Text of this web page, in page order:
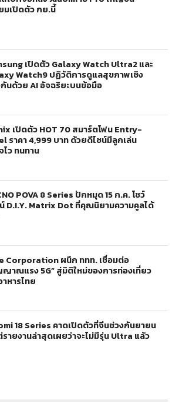
มเปิดตัว กย.นี้
เปิดตัว Galaxy Watch Ultra2 และ
Watch9 ปฏิวัติการดูแลสุขภาพเชิง
นด้วย AI อัจฉริยะบนข้อมือ
เปิดตัว HOT 70 สมาร์ตโฟน Entry-
ราคา 4,999 บาท ด้วยดีไซน์มีลูกเล่น
ไว ทนทาน
POVA 8 Series ปักหมุด 15 ก.ค. โชว์
D.I.Y. Matrix Dot ที่คุณนิยามความคูลได้
Corporation ผนึก ททท. เชื่อมต่อ
าณแรง 5G” สู่มิติใหม่ของการท่องเที่ยว
าหารไทย
18 Series คาดเปิดตัวที่จีนช่วงกันยายน
รายงานล่าสุดเผยว่าจะไม่มีรุ่น Ultra แล้ว